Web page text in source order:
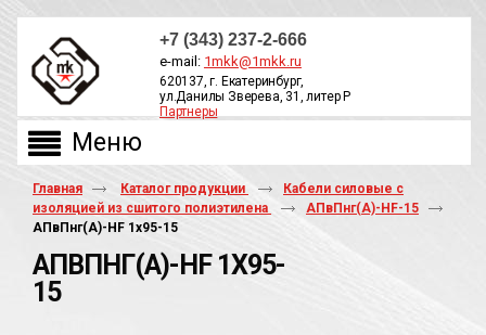
+7 (343) 237-2-666
e-mail: 1mkk@1mkk.ru
620137, г. Екатеринбург,
ул.Данилы Зверева, 31, литер Р
Партнеры
Главная Каталог продукции
Кабели силовые с
изоляцией из сшитого полиэтилена
АПвПнг(А)-HF-15
АПвПнг(A)-HF 1х95-15
АПВПНГ(A)-HF 1Х95-
15